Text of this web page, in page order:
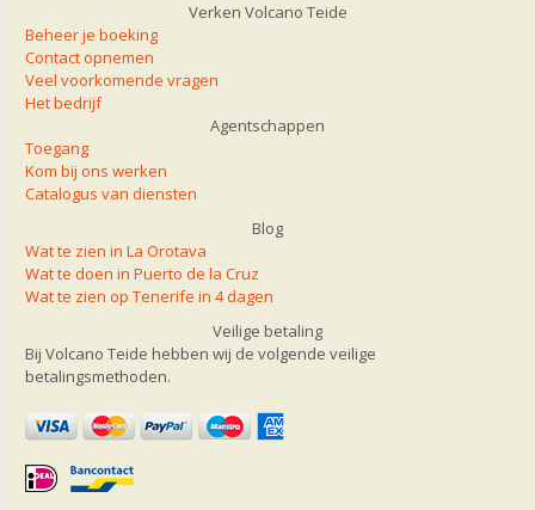
Verken Volcano Teide
Beheer je boeking
Contact opnemen
Veel voorkomende vragen
Het bedrijf
Agentschappen
Toegang
Kom bij ons werken
Catalogus van diensten
Blog
Wat te zien in La Orotava
Wat te doen in Puerto de la Cruz
Wat te zien op Tenerife in 4 dagen
Veilige betaling
Bij Volcano Teide hebben wij de volgende veilige
betalingsmethoden.